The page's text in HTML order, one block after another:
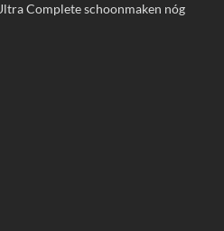
Complete schoonmaken nóg